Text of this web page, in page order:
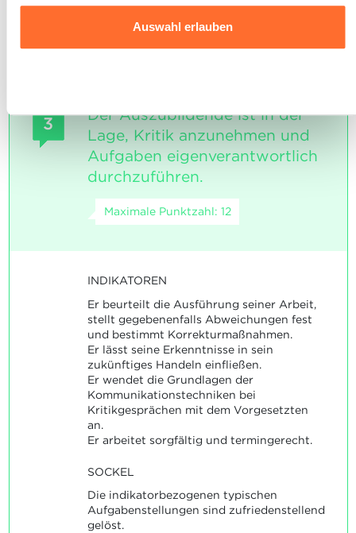
Ausführlichere Informationen darüber, wie wir Cookies
Auswahl erlauben
3
Der Auszubildende ist in der
Lage, Kritik anzunehmen und
Aufgaben eigenverantwortlich
durchzuführen.
Maximale Punktzahl: 12
INDIKATOREN
Er beurteilt die Ausführung seiner Arbeit,
stellt gegebenenfalls Abweichungen fest
und bestimmt Korrekturmaßnahmen.
Er lässt seine Erkenntnisse in sein
zukünftiges Handeln einfließen.
Er wendet die Grundlagen der
Kommunikationstechniken bei
Kritikgesprächen mit dem Vorgesetzten
an.
Er arbeitet sorgfältig und termingerecht.
SOCKEL
Die indikatorbezogenen typischen
Aufgabenstellungen sind zufriedenstellend
gelöst.